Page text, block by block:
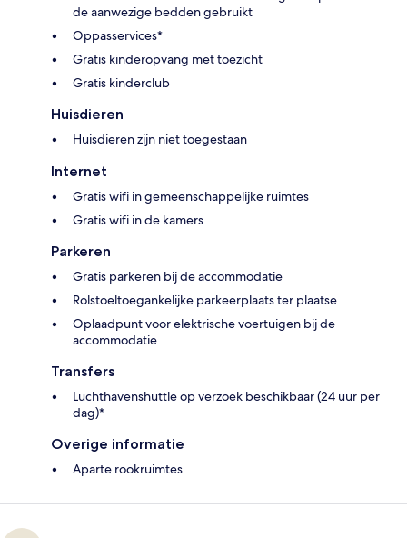
de aanwezige bedden gebruikt
Oppasservices*
Gratis kinderopvang met toezicht
Gratis kinderclub
Huisdieren
Huisdieren zijn niet toegestaan
Internet
Gratis wifi in gemeenschappelijke ruimtes
Gratis wifi in de kamers
Parkeren
Gratis parkeren bij de accommodatie
Rolstoeltoegankelijke parkeerplaats ter plaatse
Oplaadpunt voor elektrische voertuigen bij de
accommodatie
Transfers
Luchthavenshuttle op verzoek beschikbaar (24 uur per
dag)*
Overige informatie
Aparte rookruimtes